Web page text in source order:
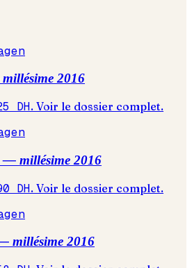
2016
DH. Voir le dossier complet.
— millésime 2016
DH. Voir le dossier complet.
millésime2016